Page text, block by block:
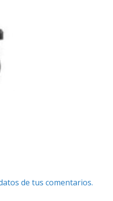
de tus comentarios.